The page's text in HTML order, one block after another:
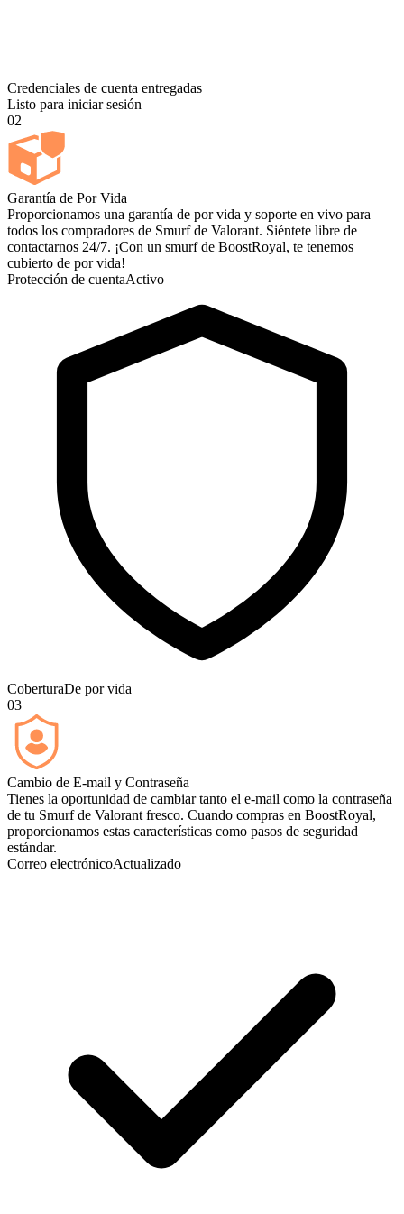
Credenciales de cuenta entregadas
Listo para iniciar sesión
02
Garantía de Por Vida
Proporcionamos una garantía de por vida y soporte en vivo para
todos los compradores de Smurf de Valorant. Siéntete libre de
contactarnos 24/7. ¡Con un smurf de BoostRoyal, te tenemos
cubierto de por vida!
Protección de cuentaActivo
CoberturaDe por vida
03
Cambio de E-mail y Contraseña
Tienes la oportunidad de cambiar tanto el e-mail como la contraseña
de tu Smurf de Valorant fresco. Cuando compras en BoostRoyal,
proporcionamos estas características como pasos de seguridad
estándar.
Correo electrónicoActualizado